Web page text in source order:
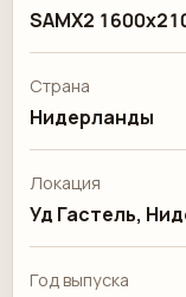
SAMX2
Страна
Нидерланды
Локация
Уд Гастель,
Год выпуска